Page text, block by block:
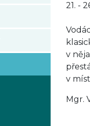
21. -
v
v
Mgr.